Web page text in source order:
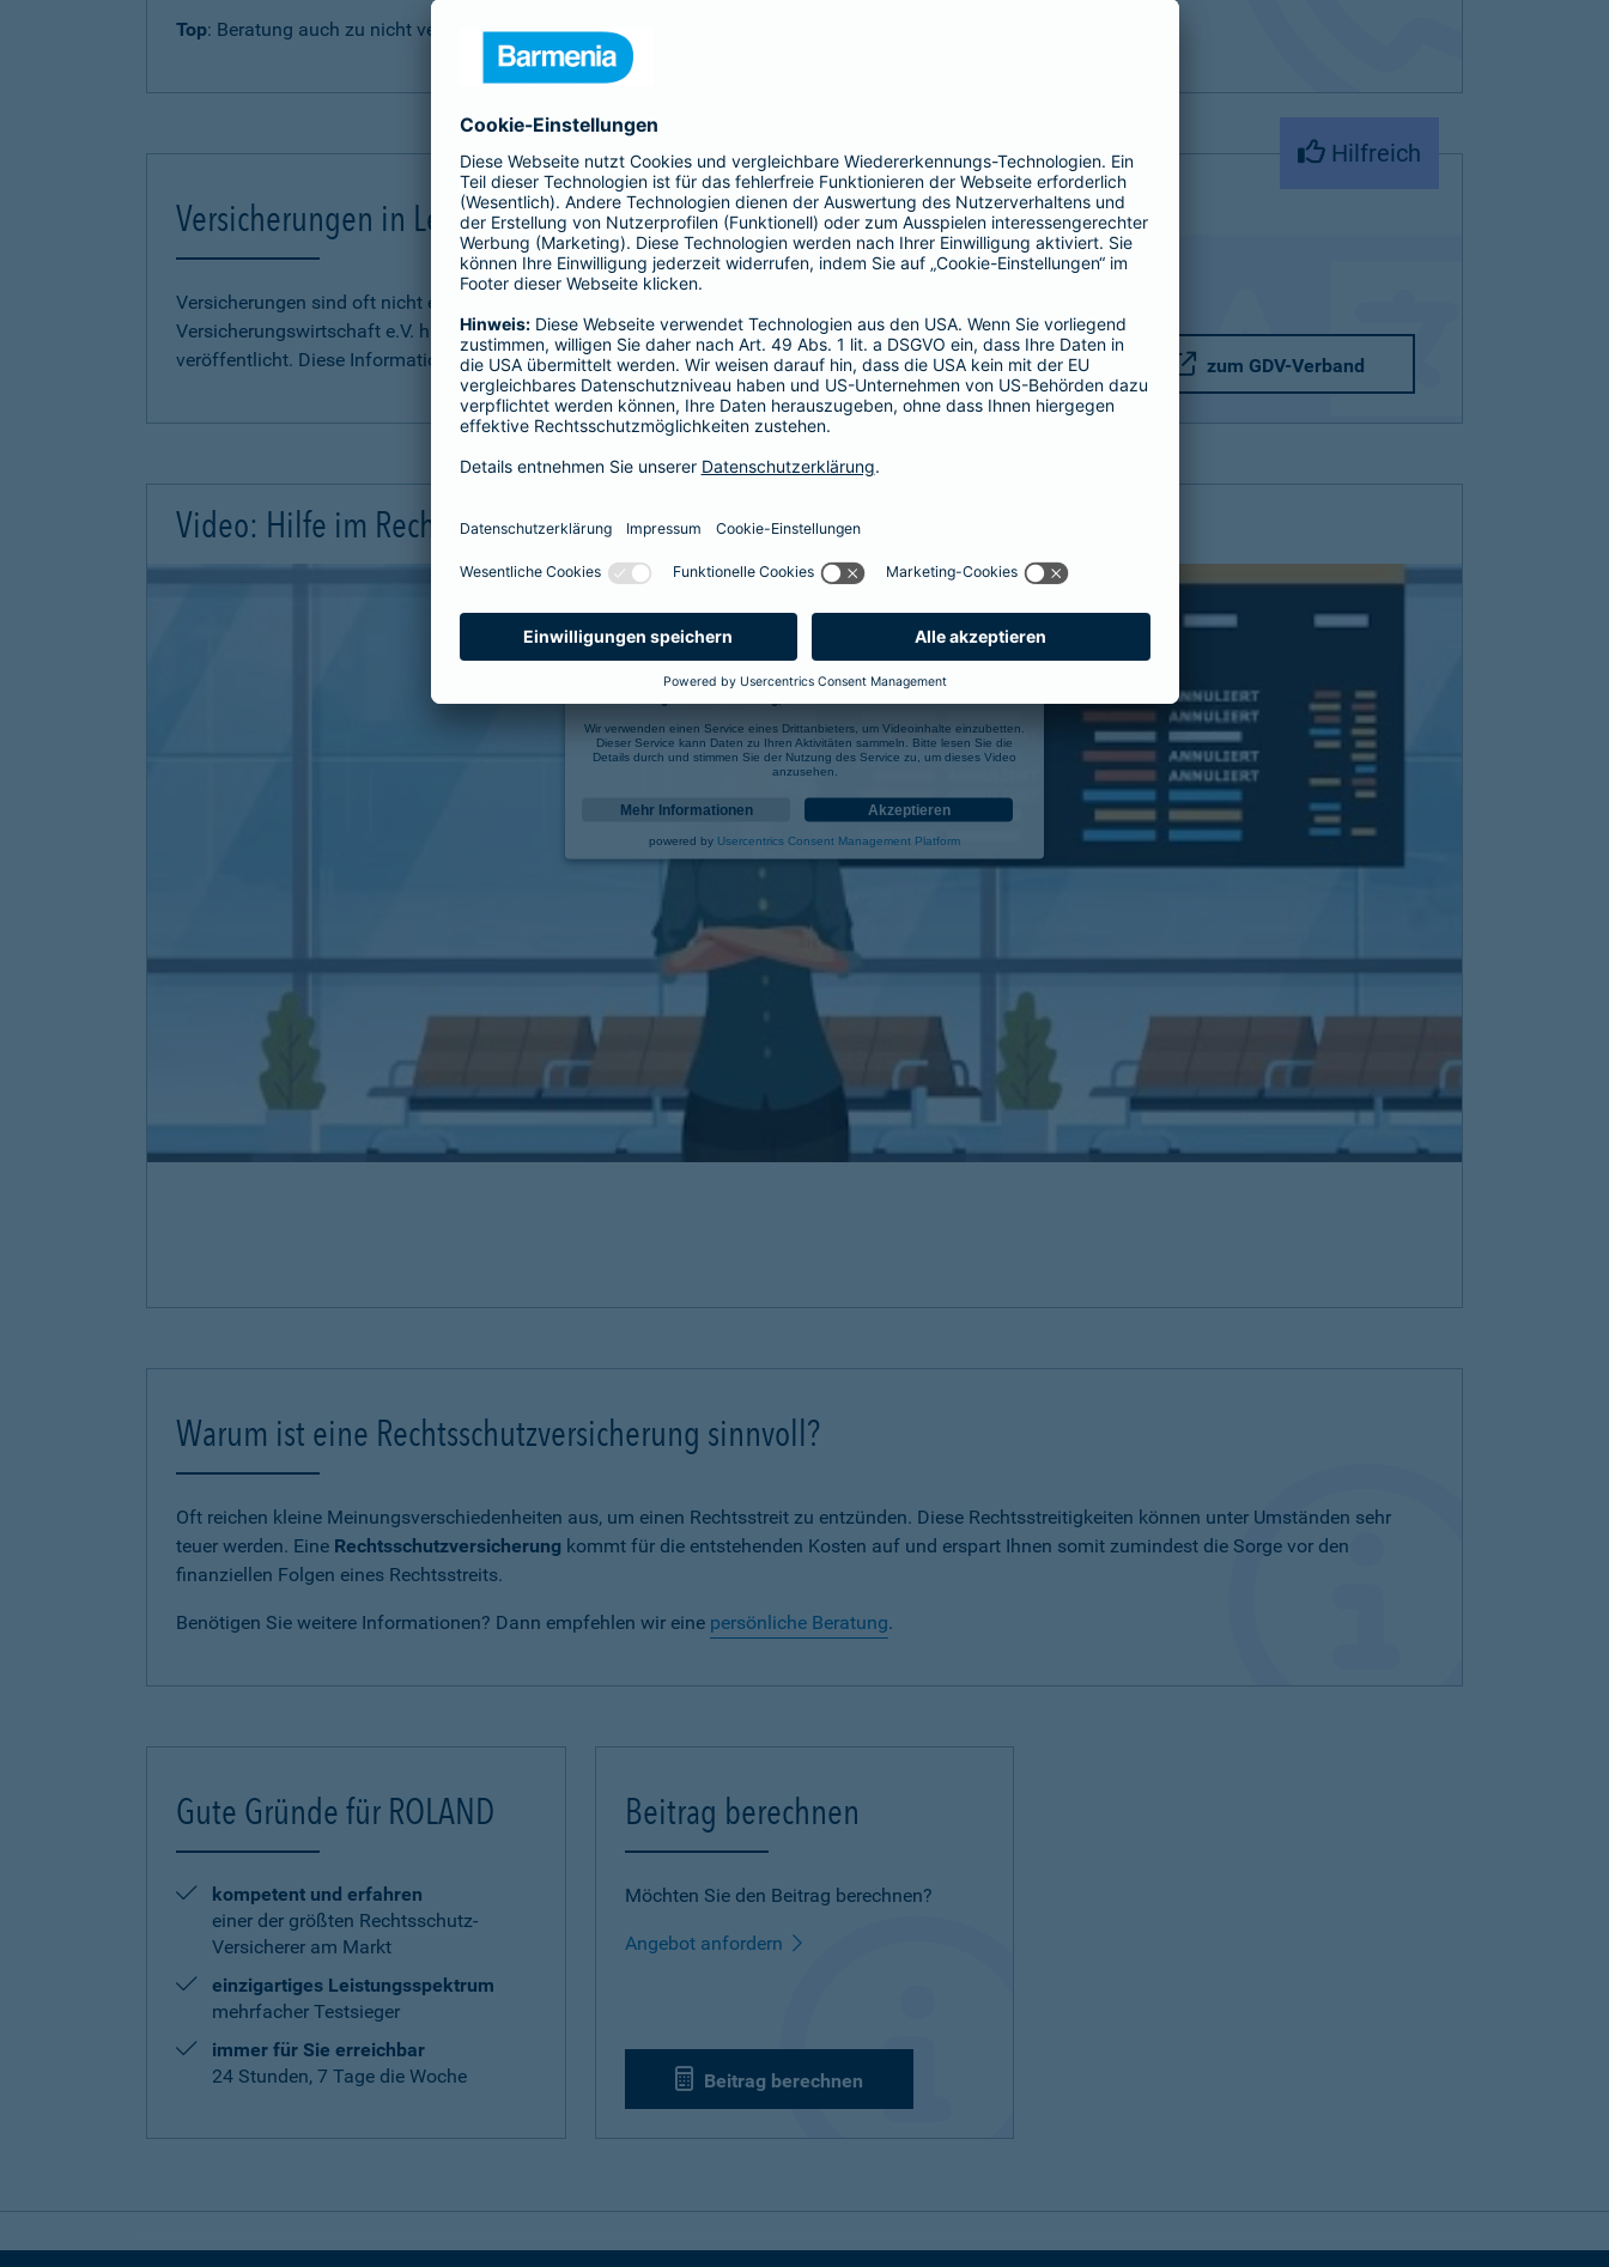
Top: Beratung auch zu nicht versicherten Rechtsfragen.
Hilfreich
Versicherungen in Leichter Sprache erklärt
Versicherungen sind oft nicht einfach zu verstehen. Der Gesamtverband der Deutschen
Versicherungswirtschaft e.V. hat
Informationen in Leichter Sprache zu diversen Versicherungen
veröffentlicht. Diese Informationen finden Sie hier.
zum GDV-Verband
Video: Hilfe im Rechtsschutzfall
Wir verwenden einen Service eines Drittanbieters, um Videoinhalte einzubetten.
Dieser Service kann Daten zu Ihren Aktivitäten sammeln. Bitte lesen Sie die
Details durch und stimmen Sie der Nutzung des Service zu, um dieses Video
anzusehen.
Mehr Informationen Akzeptieren
powered by Usercentrics Consent Management Platform
Warum ist eine Rechtsschutzversicherung sinnvoll?
Oft reichen kleine Meinungsverschiedenheiten aus, um einen Rechtsstreit zu entzünden. Diese Rechtsstreitigkeiten können unter Umständen sehr
teuer werden. Eine Rechtsschutzversicherung kommt für die entstehenden Kosten auf und erspart Ihnen somit zumindest die Sorge vor den
finanziellen Folgen eines Rechtsstreits.
Benötigen Sie weitere Informationen? Dann empfehlen wir eine persönliche Beratung.
Gute Gründe für ROLAND
kompetent und erfahren
einer der größten Rechtsschutz-
Versicherer am Markt
einzigartiges Leistungsspektrum
mehrfacher Testsieger
immer für Sie erreichbar
24 Stunden, 7 Tage die Woche
Beitrag berechnen
Möchten Sie den Beitrag berechnen?
Angebot anfordern
Beitrag berechnen